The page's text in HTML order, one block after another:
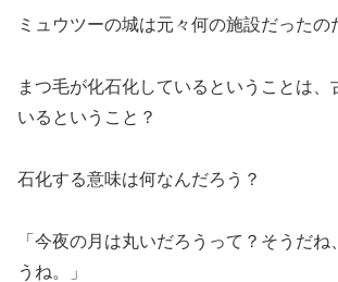
ミュウツーの城は元々何の施設だったの
まつ毛が化石化しているということは、
いるということ？
石化する意味は何なんだろう？
「今夜の月は丸いだろうって？そうだね
うね。」